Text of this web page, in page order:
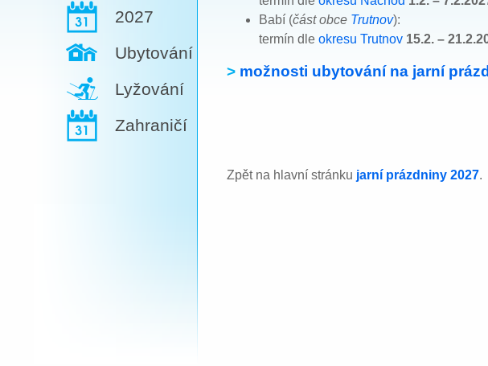
2027
Ubytování
Lyžování
Zahraničí
Babí (část obce Trutnov):
termín dle okresu Trutnov 15.2. –
> možnosti ubytování na jarní
Zpět na hlavní stránku jarní prázdniny 2027.